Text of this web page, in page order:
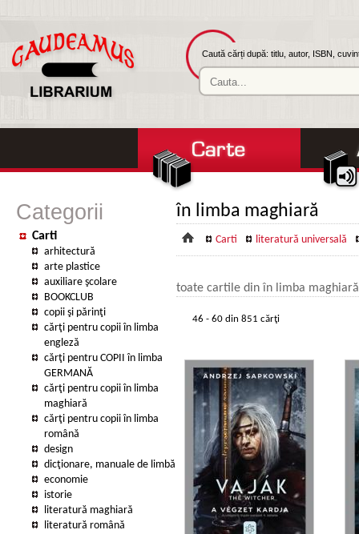
Caută cărți după: titlu, autor, ISBN,
Categorii
Carti
arhitectură
arte plastice
auxiliare şcolare
BOOKCLUB
copii şi părinţi
cărţi pentru copii în limba
engleză
cărţi pentru COPII în limba
GERMANĂ
cărţi pentru copii în limba
maghiară
cărţi pentru copii în limba
română
design
dicţionare, manuale de limbă
economie
istorie
literatură maghiară
literatură română
în limba maghiară
Carti literatură universală
toate cartile din în limba maghiară
46 - 60 din 851 cărţi